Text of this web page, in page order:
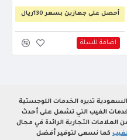
أحصل على جهازين بسعر 130ريال
اضافة للسلة
تديره الخدمات اللوجستية
الفيب التي تشمل على أحدث
التجارية الرائدة في مجال
كما نسعى لتوفير أفضل